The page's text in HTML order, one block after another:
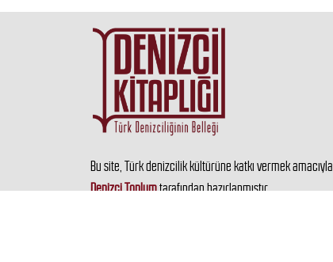
Bu site, Türk denizcilik kültürüne katkı vermek amacıyla
Denizci Toplumtarafından hazırlanmıştır.